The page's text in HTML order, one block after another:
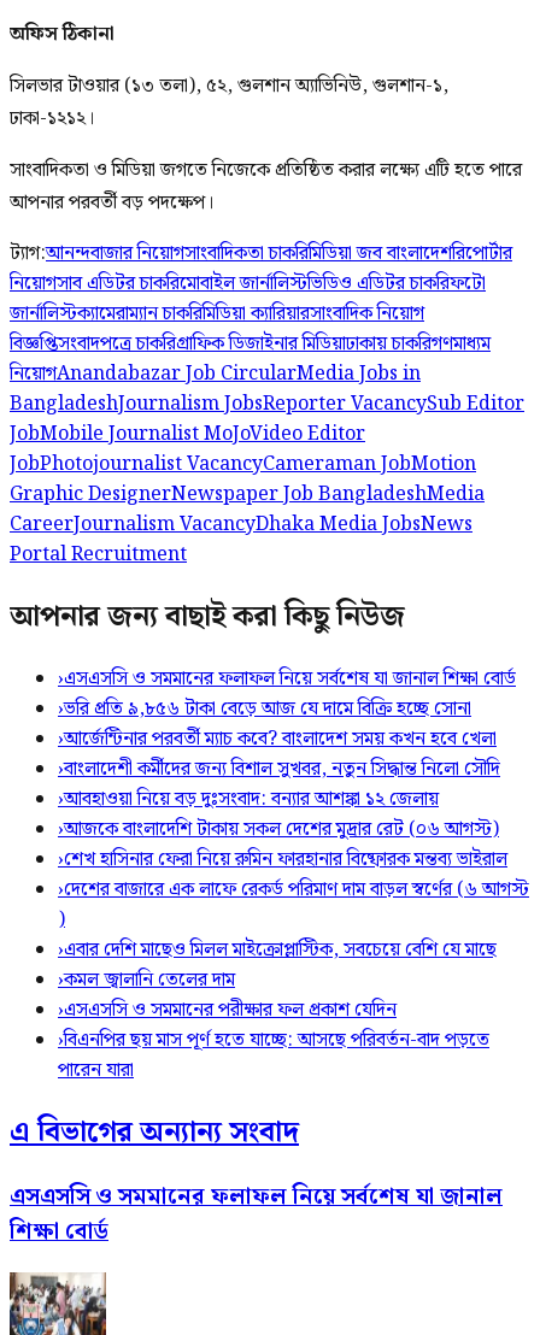
অফিস ঠিকানা
সিলভার টাওয়ার (১৩ তলা), ৫২, গুলশান অ্যাভিনিউ, গুলশান-১,
ঢাকা-১২১২।
সাংবাদিকতা ও মিডিয়া জগতে নিজেকে প্রতিষ্ঠিত করার লক্ষ্যে এটি হতে পারে
আপনার পরবর্তী বড় পদক্ষেপ।
ট্যাগ:আনন্দবাজার নিয়োগসাংবাদিকতা চাকরিমিডিয়া জব বাংলাদেশরিপোর্টার
নিয়োগসাব এডিটর চাকরিমোবাইল জার্নালিস্টভিডিও এডিটর চাকরিফটো
জার্নালিস্টক্যামেরাম্যান চাকরিমিডিয়া ক্যারিয়ারসাংবাদিক নিয়োগ
বিজ্ঞপ্তিসংবাদপত্রে চাকরিগ্রাফিক ডিজাইনার মিডিয়াঢাকায় চাকরিগণমাধ্যম
নিয়োগAnandabazar Job CircularMedia Jobs in
BangladeshJournalism JobsReporter VacancySub Editor
JobMobile Journalist MoJoVideo Editor
JobPhotojournalist VacancyCameraman JobMotion
Graphic DesignerNewspaper Job BangladeshMedia
CareerJournalism VacancyDhaka Media JobsNews
Portal Recruitment
আপনার জন্য বাছাই করা কিছু নিউজ
›এসএসসি ও সমমানের ফলাফল নিয়ে সর্বশেষ যা জানাল শিক্ষা বোর্ড
›ভরি প্রতি ৯,৮৫৬ টাকা বেড়ে আজ যে দামে বিক্রি হচ্ছে সোনা
›আর্জেন্টিনার পরবর্তী ম্যাচ কবে? বাংলাদেশ সময় কখন হবে খেলা
›বাংলাদেশী কর্মীদের জন্য বিশাল সুখবর, নতুন সিদ্ধান্ত নিলো সৌদি
›আবহাওয়া নিয়ে বড় দুঃসংবাদ: বন্যার আশঙ্কা ১২ জেলায়
›আজকে বাংলাদেশি টাকায় সকল দেশের মুদ্রার রেট (০৬ আগস্ট)
›শেখ হাসিনার ফেরা নিয়ে রুমিন ফারহানার বিষ্ফোরক মন্তব্য ভাইরাল
›দেশের বাজারে এক লাফে রেকর্ড পরিমাণ দাম বাড়ল স্বর্ণের (৬ আগস্ট
)
›এবার দেশি মাছেও মিলল মাইক্রোপ্লাস্টিক, সবচেয়ে বেশি যে মাছে
›কমল জ্বালানি তেলের দাম
›এসএসসি ও সমমানের পরীক্ষার ফল প্রকাশ যেদিন
›বিএনপির ছয় মাস পূর্ণ হতে যাচ্ছে: আসছে পরিবর্তন-বাদ পড়তে
পারেন যারা
এ বিভাগের অন্যান্য সংবাদ
এসএসসি ও সমমানের ফলাফল নিয়ে সর্বশেষ যা জানাল
শিক্ষা বোর্ড